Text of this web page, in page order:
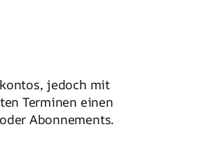
jedoch mit
Terminen einen
Abonnements.